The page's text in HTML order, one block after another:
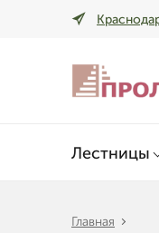
Лестницы
Главная